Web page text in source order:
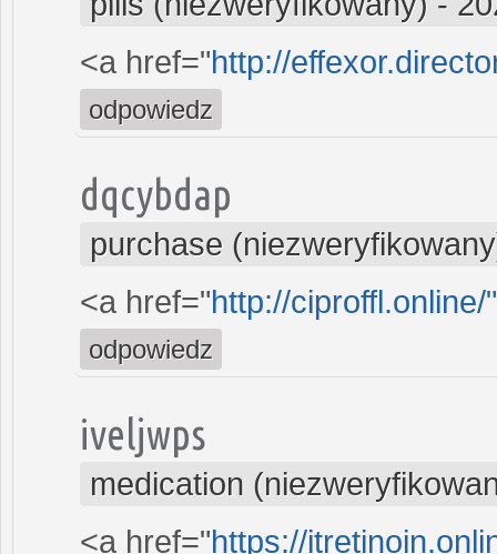
<a href="http://
odpowiedz
dqcybdap
purchase
<a href="http://
odpowiedz
iveljwps
medication
<a href="https://